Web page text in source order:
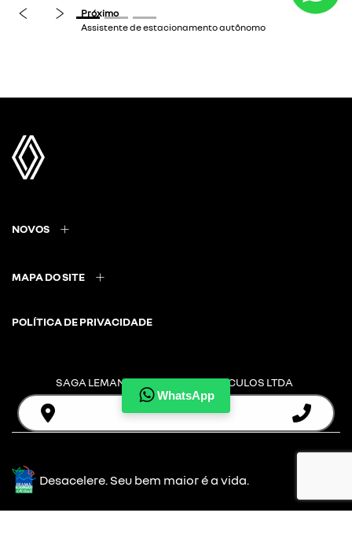
WhatsApp
previous nextPróximo
Assistente de estacionamento autônomo
NOVOS
MAPA DO SITE
POLÍTICA DE PRIVACIDADE
SAGA LEMANS COMERCIO DE VEICULOS LTDA
CNPJ: 30.903.216/0001-28
Desacelere. Seu bem maior é a vida.